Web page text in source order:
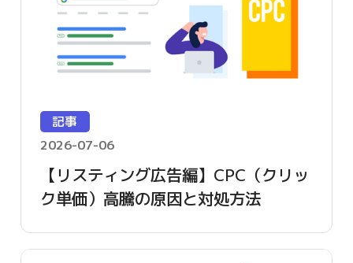
記事
2026-07-06
【リスティング広告編】CPC（クリッ
ク単価）高騰の原因と対処方法